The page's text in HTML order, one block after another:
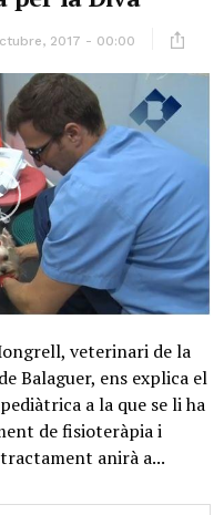
2017 - 00:00
veterinari de la
Balaguer, ens explica el
a la que se li ha
de fisioteràpia i
anirà a...